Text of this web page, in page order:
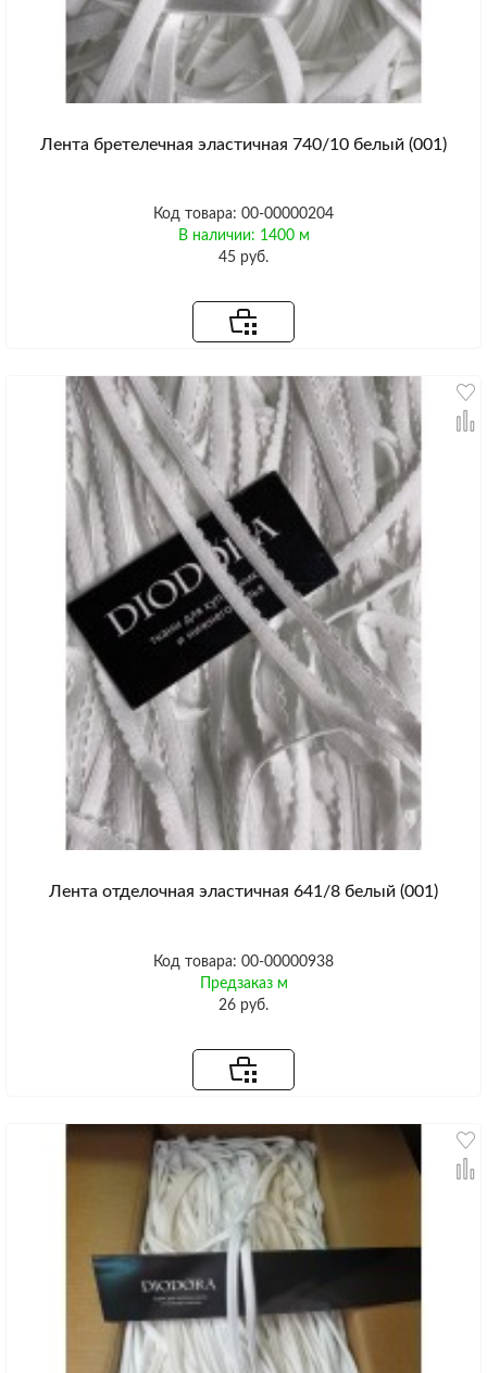
Лента бретелечная эластичная 740/10 белый (001)
Код товара: 00-00000204
В наличии: 1400 м
45 руб.
Лента отделочная эластичная 641/8 белый (001)
Код товара: 00-00000938
Предзаказ м
26 руб.